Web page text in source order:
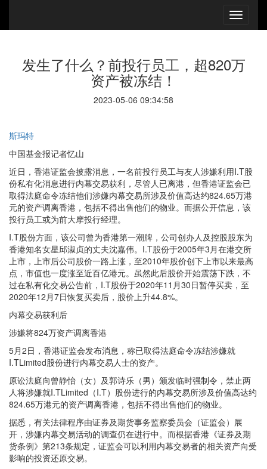
发生了什么？前投行员工，超820万
资产被冻结！
2023-05-06 09:34:58
斯玛特
中国基金报记者忆山
近日，香港证监会披露消息，一名前投行员工与友人涉嫌利用I.T股
份私有化消息进行内幕交易获利，尽管人已离港，但香港证监会已
取得法庭命令冻结他们涉嫌内幕交易所涉及价值高达约824.65万港
元的资产调离香港，包括不得出售他们的物业。而据公开信息，该
投行员工或为前大摩投行经理。
I.T股份方面，该公司曾为香港第一潮牌，公司创办人及控股股东为
香港知名女星邱淑贞的丈夫沈嘉伟。I.T股份于2005年3月在港交所
上市，上市后公司股价一路上涨，至2010年股价创下上市以来最高
点，市值也一度涨至近百亿港元。虽然此后股价开始震荡下跌，不
过在私有化交易公告前，I.T股份于2020年11月30日暂停买卖，至
2020年12月7日恢复买卖后，股价上升44.8%。
内幕交易获利后
涉嫌将824万资产调离香港
5月2日，香港证监会发布消息，称已取得法庭命令冻结涉嫌就
I.TLimited股份进行内幕交易人士的资产。
原讼法庭向曾静怡（女）及郭诗乐（男）颁发临时强制令，禁止两
人将涉嫌就I.TLimited（I.T）股份进行的内幕交易所涉及价值高达约
824.65万港元的资产调离香港，包括不得出售他们的物业。
据悉，有关法律程序由证券及期货事务监察委员会（证监会）展
开，涉嫌内幕交易活动的调查仍在进行中。而根据香港《证券及期
货条例》第213条规定，证监会可以利用内幕交易者的相关资产向受
影响的投资还原交易。